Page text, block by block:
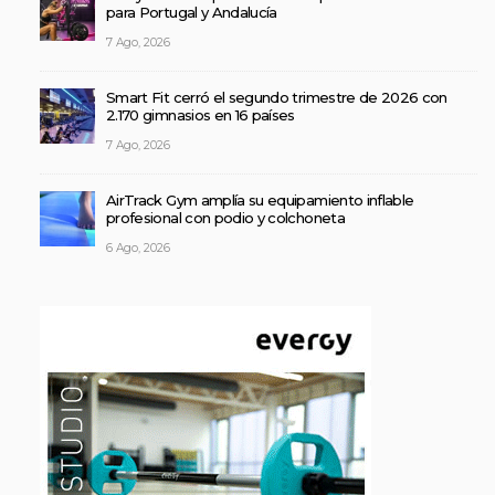
para Portugal y Andalucía
7 Ago, 2026
Smart Fit cerró el segundo trimestre de 2026 con
2.170 gimnasios en 16 países
7 Ago, 2026
AirTrack Gym amplía su equipamiento inflable
profesional con podio y colchoneta
6 Ago, 2026